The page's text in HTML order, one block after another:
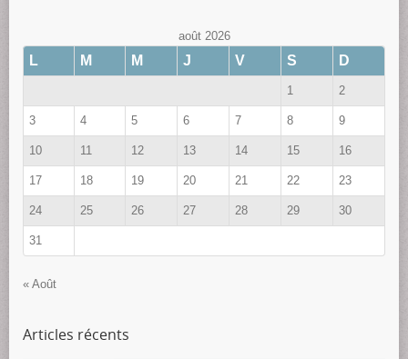
août 2026
L M M J V S D
1 2
3 4 5 6 7 8 9
10 11 12 13 14 15 16
17 18 19 20 21 22 23
24 25 26 27 28 29 30
31
« Août
Articles récents